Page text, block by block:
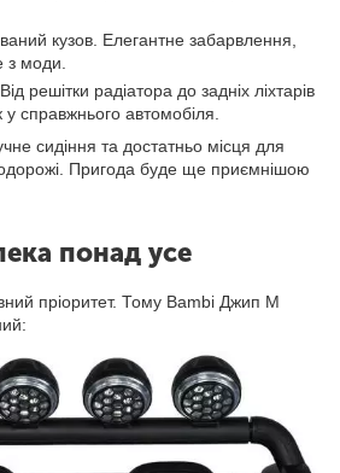
кузов. Елегантне забарвлення,
з моди.
решітки радіатора до задніх ліхтарів
справжнього автомобіля.
сидіння та достатньо місця для
Пригода буде ще приємнішою
понад усе
пріоритет. Тому Bambi Джип M